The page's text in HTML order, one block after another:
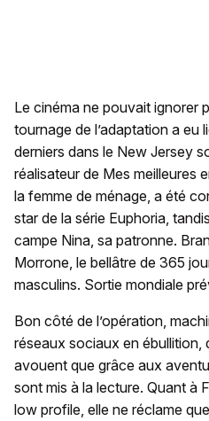
Le cinéma ne pouvait ignorer
tournage de l’adaptation a eu
derniers dans le New Jersey
réalisateur de Mes meilleures
la femme de ménage, a été
star de la série Euphoria,
campe Nina, sa patronne.
Morrone, le bellâtre de 365
masculins. Sortie mondiale
Bon côté de l’opération,
réseaux sociaux en ébullition,
avouent que grâce aux
sont mis à la lecture. Quant à
low profile, elle ne réclame